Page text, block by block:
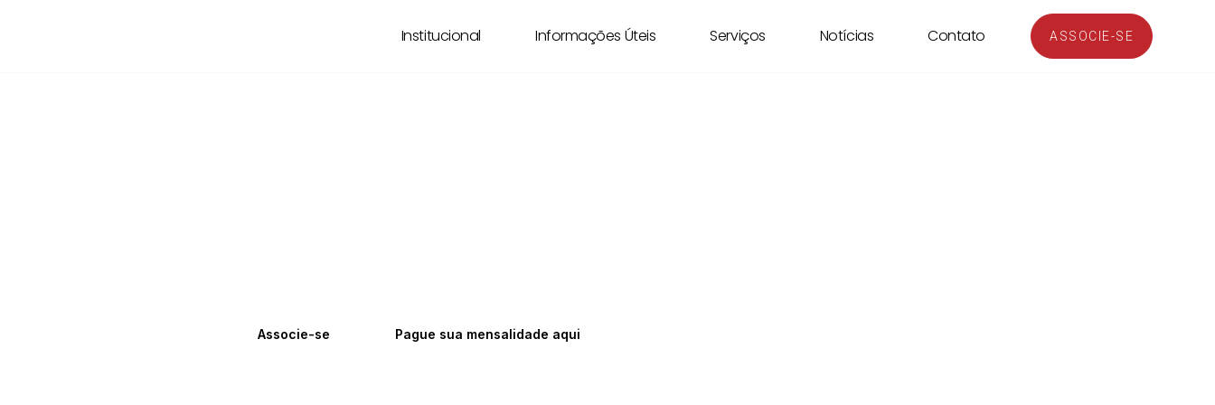
Institucional Informações Úteis Serviços Notícias Contato ASSOCIE-SE
Associe-se Pague sua mensalidade aqui